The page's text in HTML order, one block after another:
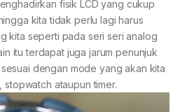
fisik LCD yang cukup
kita tidak perlu lagi harus
kita seperti pada seri seri analog
itu terdapat juga jarum penunjuk
dengan mode yang akan kita
ataupun timer.